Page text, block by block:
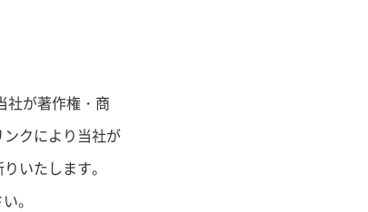
社が著作権・商
クにより当社が
いたします。
。